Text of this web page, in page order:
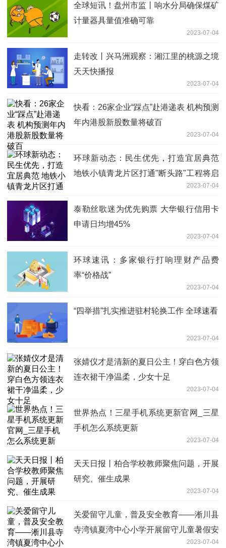
全球短讯！盘州市监丨响水分局确保煤矿
计量器具量值准确可靠
2023-07-04
走转改丨兴马洲观察：湘江里的桃源之境
天天快播报
2023-07-04
快看：26家企业“踩点”赴港递表 机构预测
年内港股新股数量将破百
2023-07-04
环球新动态：民生优先，打造宜居典范
地铁小镇青龙片区打通"断头路"工程将启
2023-07-04
泰勒丝歌迷为优先购票 大华银行信用卡
申请日均增45%
2023-07-04
环球速讯：多家银行打响理财产品费
率“价格战”
2023-07-04
“四举措”扎实推进驻村轮换工作 全球速看
2023-07-04
张婧仪才是清新的夏日公主！穿白色方领
连衣裙干净温柔，少女十足
2023-07-04
世界热点！三星手机系统更新官网_三星
手机怎么系统更新
2023-07-04
天天日报丨柏合学校教师聚焦问题，开展
研究、催生成果
2023-07-04
关爱留守儿童，普及安全教育——淅川县
寺湾镇夏湾中心小学开展留守儿童暑假安
2023-07-04